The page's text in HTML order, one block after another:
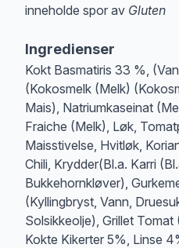
inneholde spor av Gluten
Ingredienser
Kokt Basmatiris 33 %,
(Kokosmelk (Melk)
Mais), Natriumkaseinat
Fraiche (Melk), Løk,
Maisstivelse, Hvitløk,
Chili, Krydder(Bl.a. Karri
Bukkehornkløver),
(Kyllingbryst, Vann,
Solsikkeolje), Grillet Tomat
Kokte Kikerter 5%, Linse